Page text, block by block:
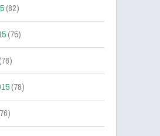
(82)
(75)
(78)